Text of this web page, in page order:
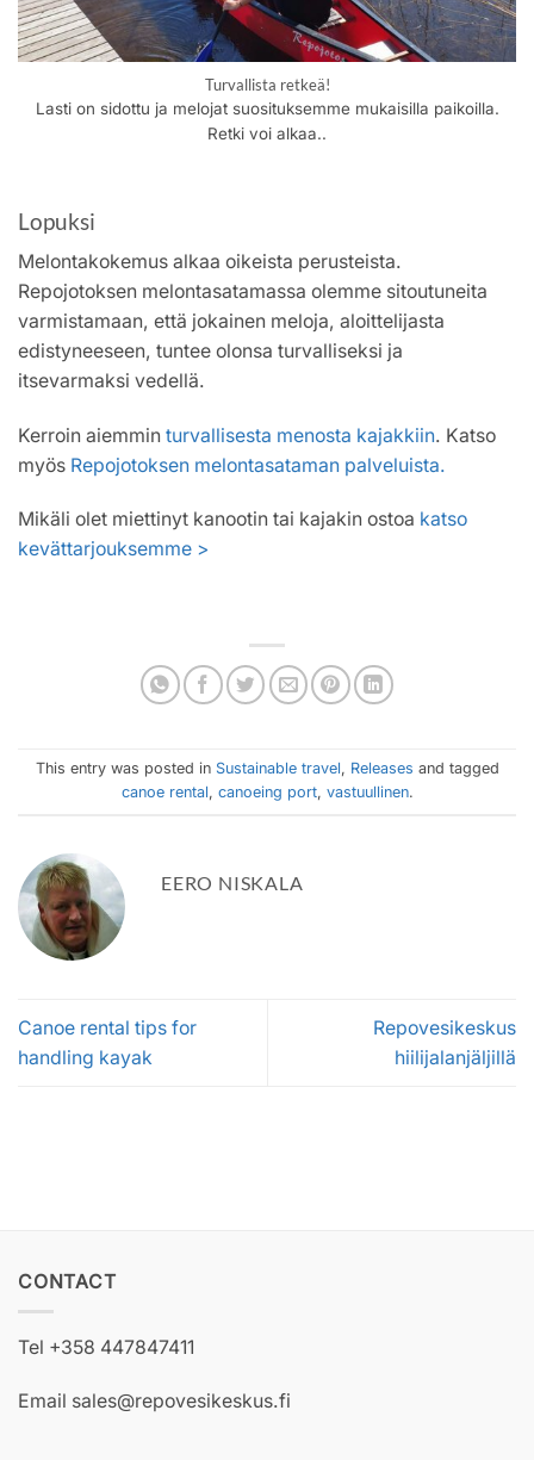
Turvallista retkeä!
Lasti on sidottu ja melojat suosituksemme mukaisilla paikoilla.
Retki voi alkaa..
Lopuksi
Melontakokemus alkaa oikeista perusteista.
Repojotoksen melontasatamassa olemme sitoutuneita
varmistamaan, että jokainen meloja, aloittelijasta
edistyneeseen, tuntee olonsa turvalliseksi ja
itsevarmaksi vedellä.
Kerroin aiemmin turvallisesta menosta kajakkiin. Katso
myös Repojotoksen melontasataman palveluista.
Mikäli olet miettinyt kanootin tai kajakin ostoa katso
kevättarjouksemme >
This entry was posted in Sustainable travel, Releases and tagged
canoe rental, canoeing port, vastuullinen.
EERO NISKALA
Canoe rental tips for
handling kayak
Repovesikeskus
hiilijalanjäljillä
CONTACT
Tel +358 447847411
Email sales@repovesikeskus.fi